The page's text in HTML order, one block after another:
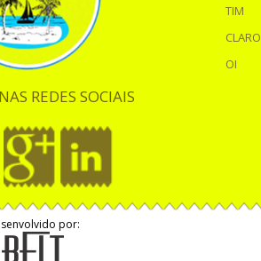
REDES SOCIAIS
TIM
CLARO
OI
por: